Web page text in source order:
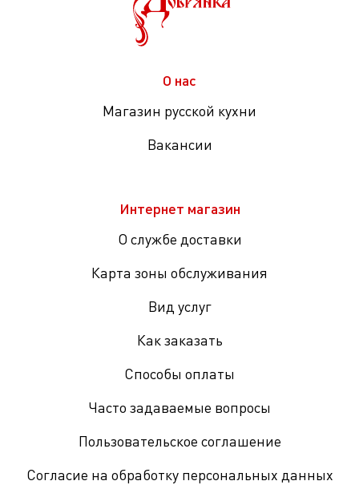
О нас
Магазин русской кухни
Вакансии
Интернет магазин
О службе доставки
Карта зоны обслуживания
Вид услуг
Как заказать
Способы оплаты
Часто задаваемые вопросы
Пользовательское соглашение
Согласие на обработку персональных данных